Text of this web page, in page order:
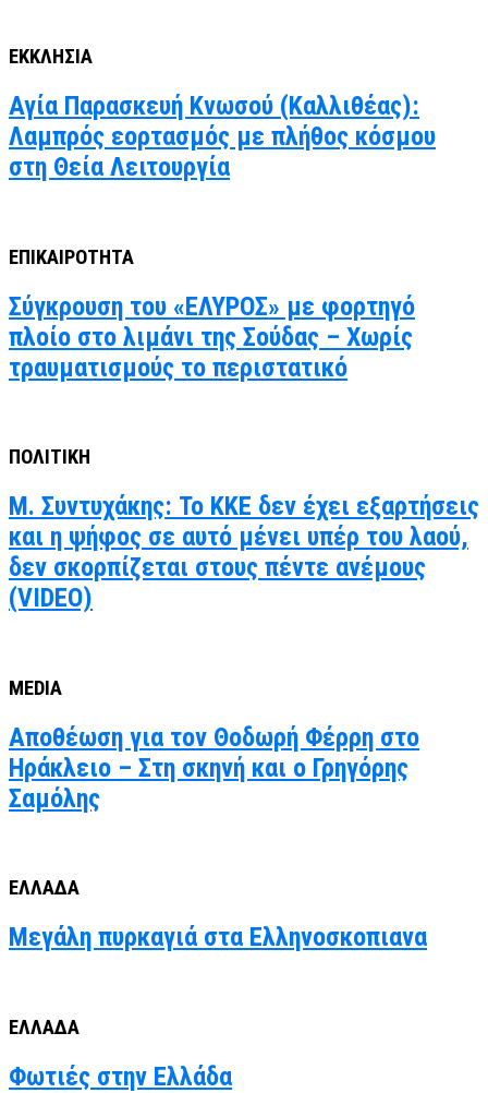
ΕΚΚΛΗΣΙΑ
Αγία Παρασκευή Κνωσού (Καλλιθέας):
Λαμπρός εορτασμός με πλήθος κόσμου
στη Θεία Λειτουργία
ΕΠΙΚΑΙΡΟΤΗΤΑ
Σύγκρουση του «ΕΛΥΡΟΣ» με φορτηγό
πλοίο στο λιμάνι της Σούδας – Χωρίς
τραυματισμούς το περιστατικό
ΠΟΛΙΤΙΚΗ
Μ. Συντυχάκης: Το ΚΚΕ δεν έχει εξαρτήσεις
και η ψήφος σε αυτό μένει υπέρ του λαού,
δεν σκορπίζεται στους πέντε ανέμους
(VIDEO)
MEDIA
Αποθέωση για τον Θοδωρή Φέρρη στο
Ηράκλειο – Στη σκηνή και ο Γρηγόρης
Σαμόλης
ΕΛΛΑΔΑ
Μεγάλη πυρκαγιά στα Ελληνοσκοπιανα
ΕΛΛΑΔΑ
Φωτιές στην Ελλάδα